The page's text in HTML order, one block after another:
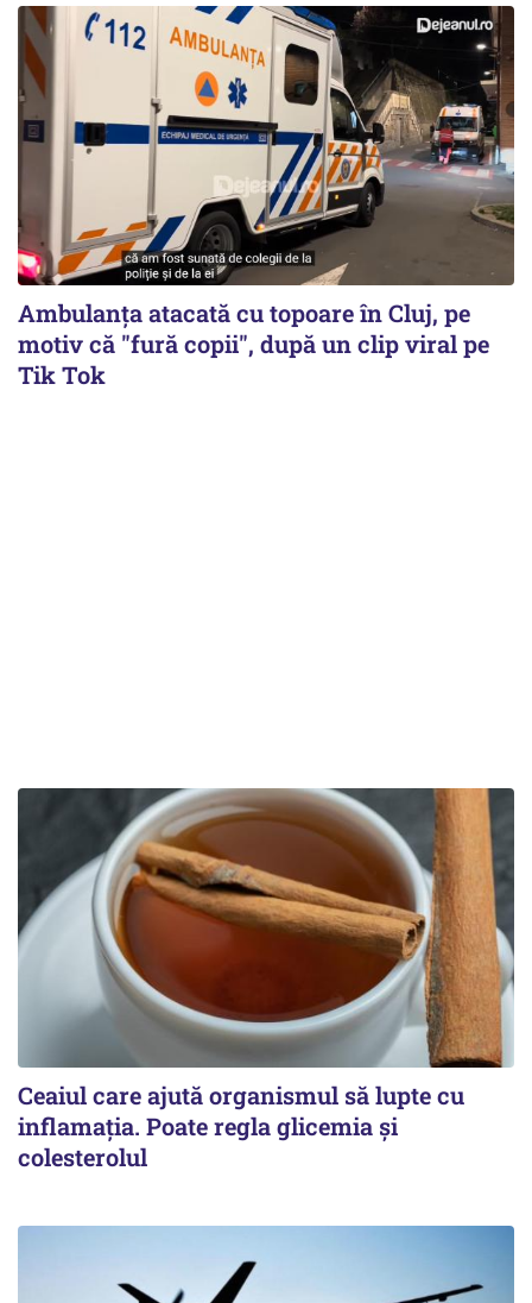
Ambulanța atacată cu topoare în Cluj, pe
motiv că "fură copii", după un clip viral pe
Tik Tok
Ceaiul care ajută organismul să lupte cu
inflamația. Poate regla glicemia și
colesterolul